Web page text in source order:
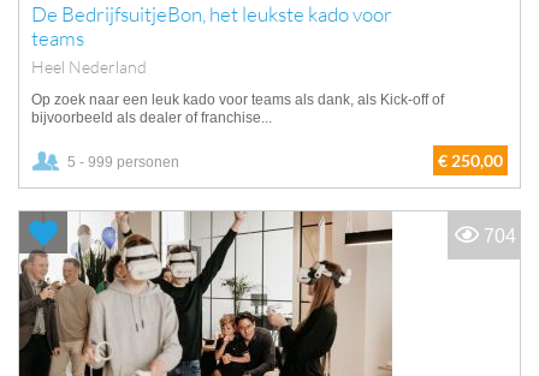
De BedrijfsuitjeBon, het leukste kado voor
teams
Heel Nederland
Op zoek naar een leuk kado voor teams als dank, als Kick-off of
bijvoorbeeld als dealer of franchise...
5 - 999 personen € 250,00
704